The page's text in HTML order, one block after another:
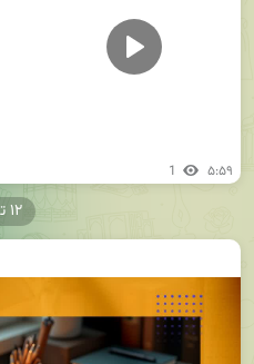
1 ۵:۵۹
۱۲ تیر